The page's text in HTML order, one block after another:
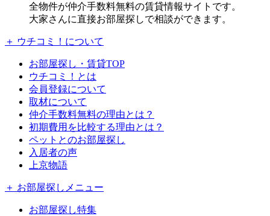
全物件が仲介手数料無料の賃貸情報サイトです。
大家さんに直接お部屋探しで相談ができます。
＋ ウチコミ！について
お部屋探し・賃貸TOP
ウチコミ！とは
会員登録について
取材について
仲介手数料無料の理由とは？
初期費用を比較する理由とは？
ペットとのお部屋探し
入居者の声
上京物語
＋ お部屋探しメニュー
お部屋探し特集